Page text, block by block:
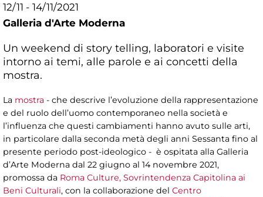
12/11 - 14/11/2021
Galleria d'Arte Moderna
Un weekend di story telling, laboratori e visite
intorno ai temi, alle parole e ai concetti della
mostra.
La mostra - che descrive l’evoluzione della rappresentazione
e del ruolo dell’uomo contemporaneo nella società e
l’influenza che questi cambiamenti hanno avuto sulle arti,
in particolare dalla seconda metà degli anni Sessanta fino al
presente periodo post-ideologico - è ospitata alla Galleria
d’Arte Moderna dal 22 giugno al 14 novembre 2021,
promossa da Roma Culture, Sovrintendenza Capitolina ai
Beni Culturali, con la collaborazione del Centro